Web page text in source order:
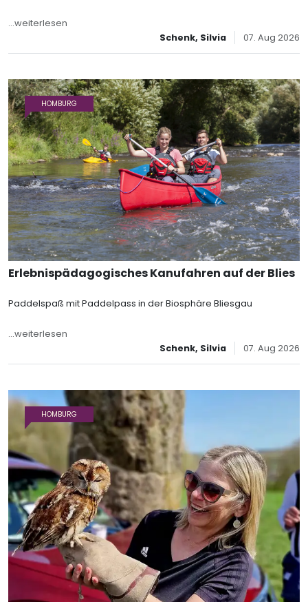
...weiterlesen
Schenk, Silvia 07. Aug 2026
Erlebnispädagogisches Kanufahren auf der Blies
Paddelspaß mit Paddelpass in der Biosphäre Bliesgau
...weiterlesen
HOMBURG
Schenk, Silvia 07. Aug 2026
HOMBURG